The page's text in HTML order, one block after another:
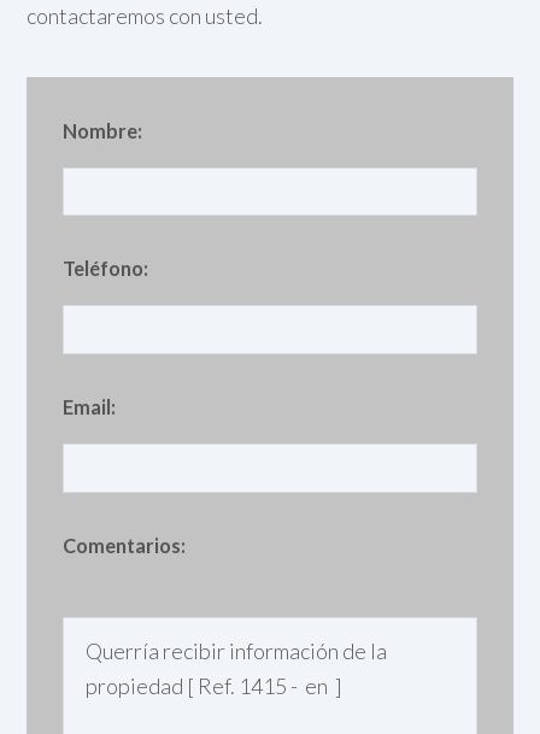
contactaremos con usted.
Nombre:
Teléfono:
Email:
Comentarios: